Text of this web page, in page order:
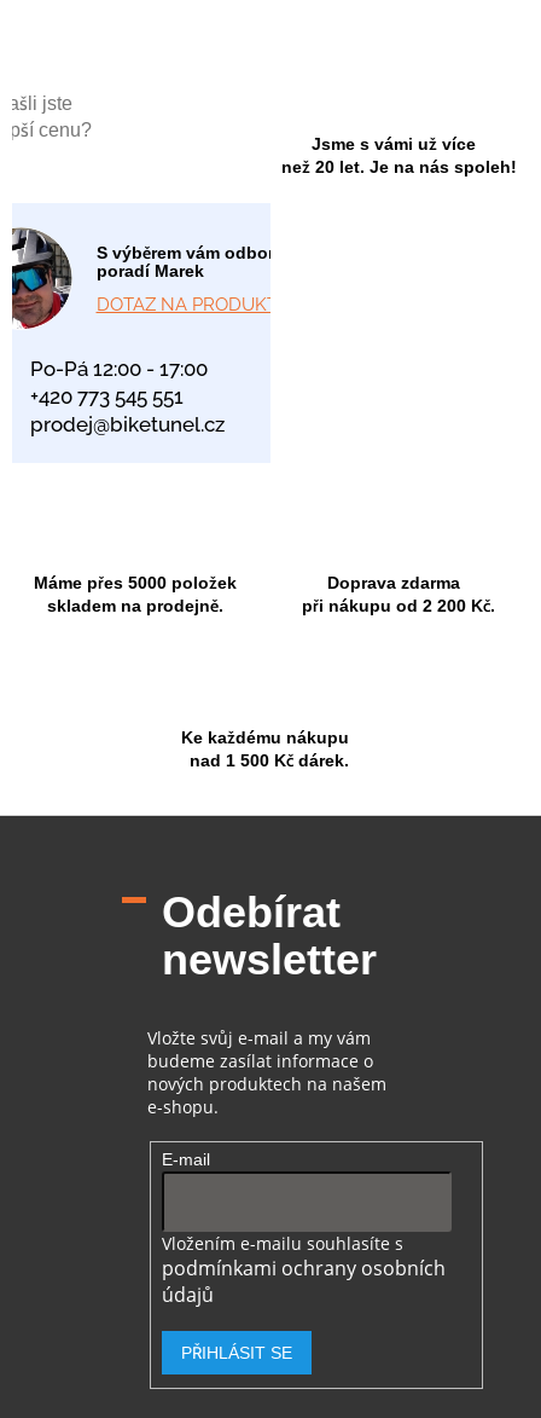
jste
cenu?
S výběrem vám odborně
poradí Marek
DOTAZ NA PRODUKT
Po-Pá 12:00 - 17:00
+420 773 545 551
prodej@biketunel.cz
Jsme s vámi už více
než 20 let. Je na nás spoleh!
Máme přes 5000 položek
skladem na prodejně.
Doprava zdarma
při nákupu od 2 200 Kč.
Ke každému nákupu
nad 1 500 Kč dárek.
Odebírat
newsletter
Vložte svůj e-mail a my vám
budeme zasílat informace o
nových produktech na našem
e-shopu.
E-mail
Vložením e-mailu souhlasíte s
podmínkami ochrany osobních
údajů
PŘIHLÁSIT SE